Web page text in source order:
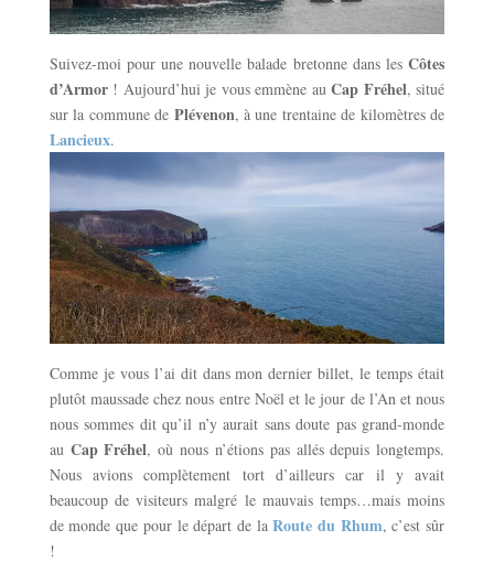
Suivez-moi pour une nouvelle balade bretonne dans les Côtes
d’Armor! Aujourd’hui je vous emmène auCap Fréhel, situé
sur la commune de Plévenon, à une trentaine de kilomètres de
Lancieux.
Comme je vous l’ai dit dans mon dernier billet, le temps était
plutôt maussade chez nous entre Noël et le jour de l’An et nous
nous sommes dit qu’il n’y aurait sans doute pas grand-monde
auCap Fréhel, où nous n’étions pas allés depuis longtemps.
Nous avions complètement tort d’ailleurs car il y avait
beaucoup de visiteurs malgré le mauvais temps…mais moins
de monde que pour le départ de laRoute du Rhum, c’est sûr
!